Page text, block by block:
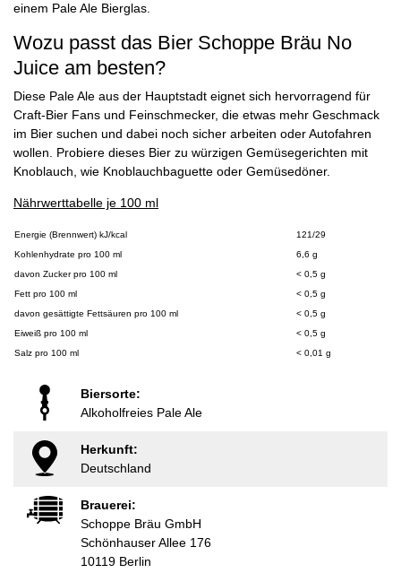
einem Pale Ale Bierglas.
Wozu passt das Bier Schoppe Bräu No
Juice am besten?
Diese Pale Ale aus der Hauptstadt eignet sich hervorragend für
Craft-Bier Fans und Feinschmecker, die etwas mehr Geschmack
im Bier suchen und dabei noch sicher arbeiten oder Autofahren
wollen. Probiere dieses Bier zu würzigen Gemüsegerichten mit
Knoblauch, wie Knoblauchbaguette oder Gemüsedöner.
Nährwerttabelle je 100 ml
Energie (Brennwert) kJ/kcal
121/29
Kohlenhydrate pro 100 ml
6,6 g
davon Zucker pro 100 ml
< 0,5 g
Fett pro 100 ml
< 0,5 g
davon gesättigte Fettsäuren pro 100 ml
< 0,5 g
Eiweiß pro 100 ml
< 0,5 g
Salz pro 100 ml
< 0,01 g
Biersorte:
Alkoholfreies Pale Ale
Herkunft:
Deutschland
Brauerei:
Schoppe Bräu GmbH
Schönhauser Allee 176
10119 Berlin